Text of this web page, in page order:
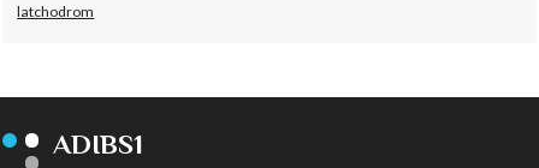
latchodrom
ADIBS1